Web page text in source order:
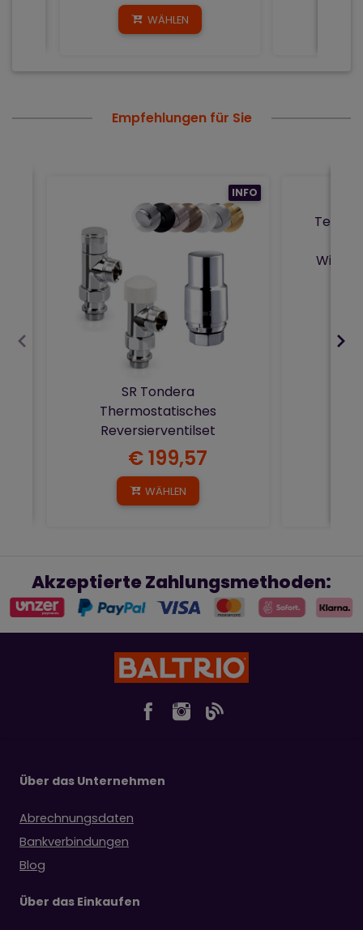
WÄHLEN
Empfehlungen für Sie
INFO
SR Tondera
Thermostatisches
Reversierventilset
€ 199,57
WÄHLEN
Terma
Akzeptierte Zahlungsmethoden:
Über das Unternehmen
Abrechnungsdaten
Bankverbindungen
Blog
Über das Einkaufen